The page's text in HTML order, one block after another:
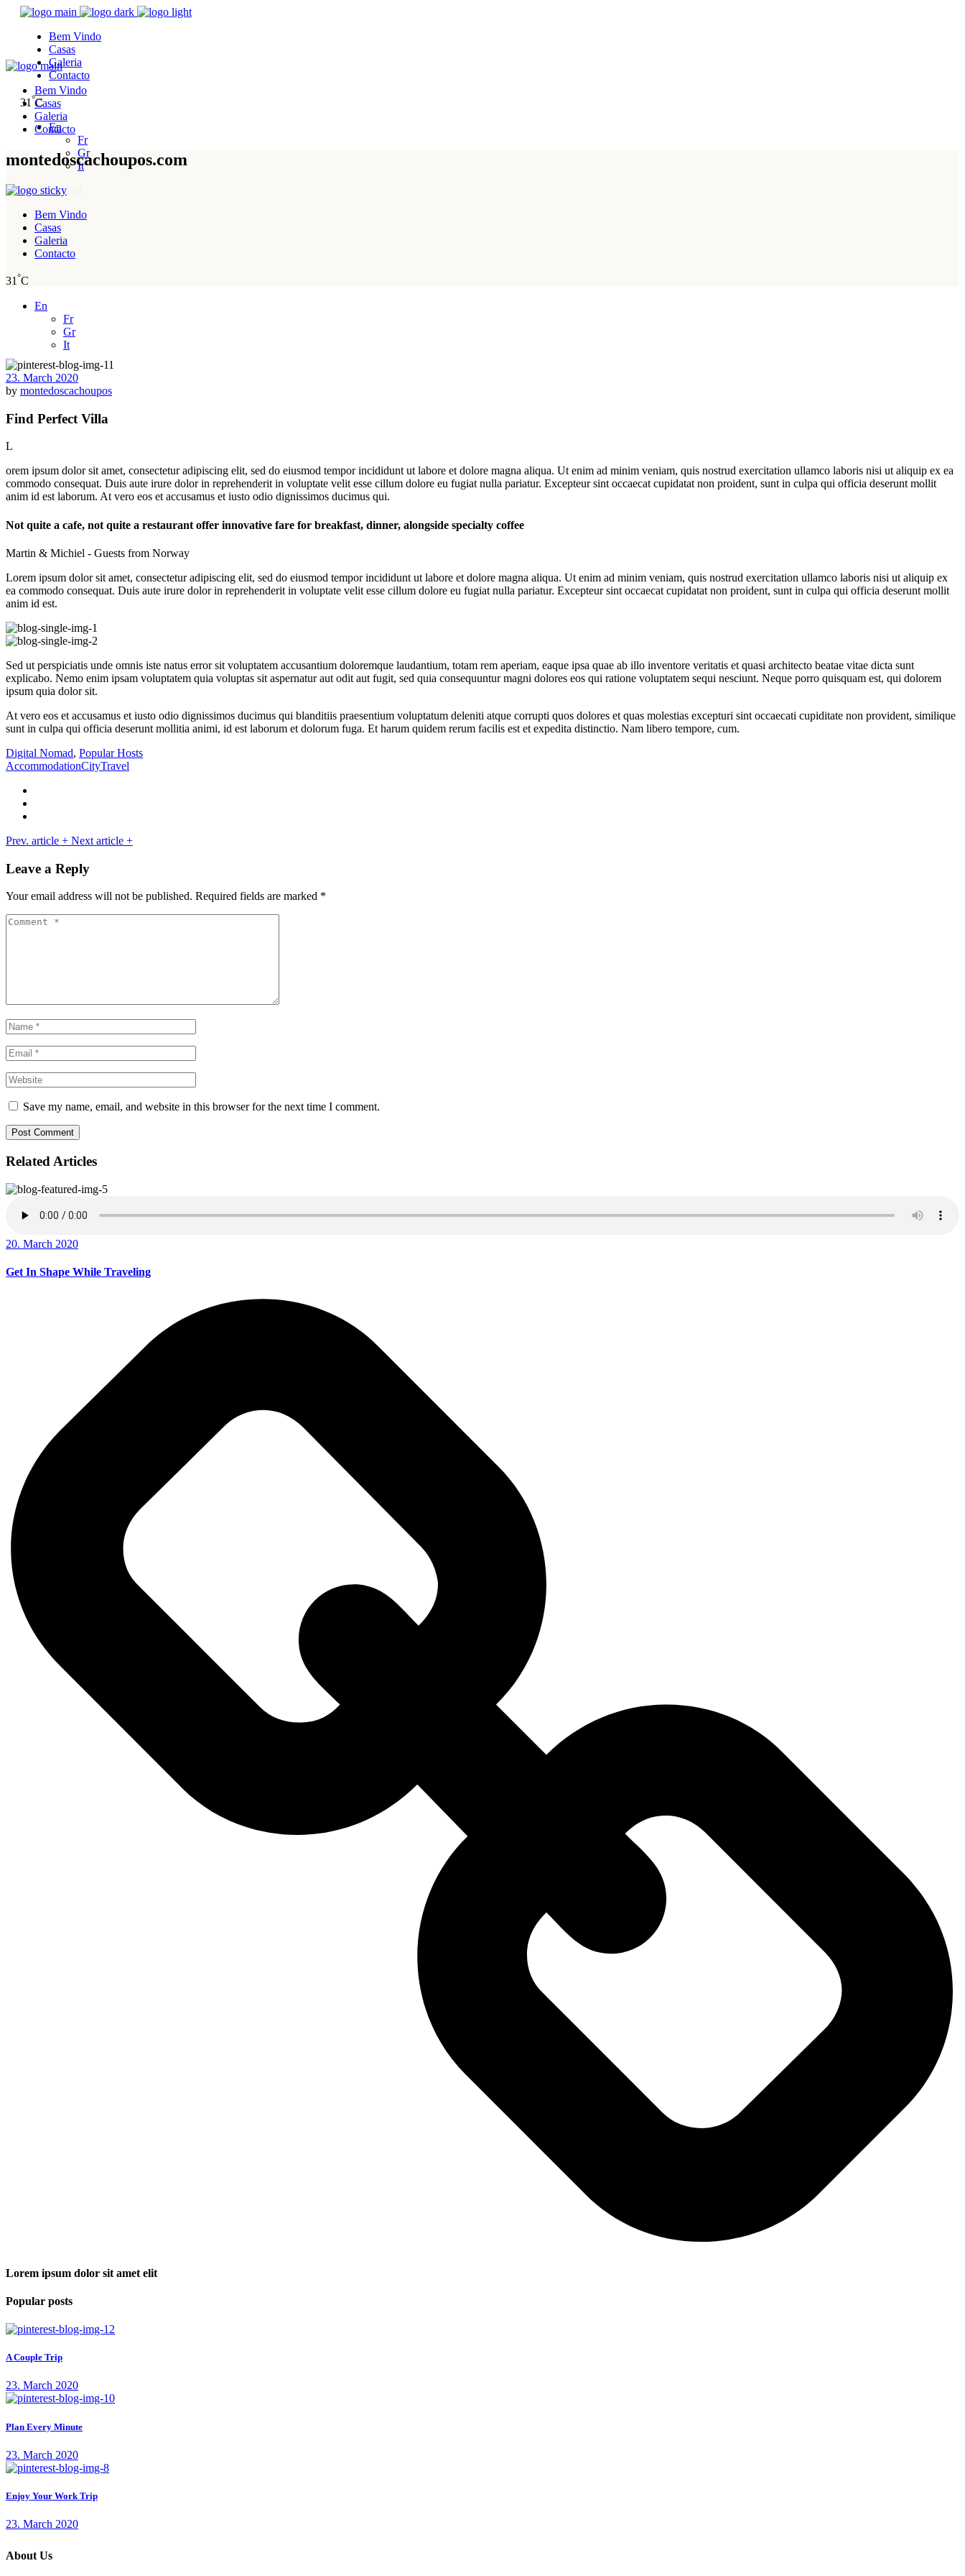
Bem Vindo
Casas
Galeria
Contacto
31 °C
En
Fr
Gr
It
Bem Vindo
Casas
Galeria
Contacto
31°C
En
Fr
Gr
It
Bem Vindo
Casas
Galeria
Contacto
montedoscachoupos.com
Bed & Breakfast
23. March 2020
by montedoscachoupos
Find Perfect Villa
L
orem ipsum dolor sit amet, consectetur adipiscing elit, sed do eiusmod tempor incididunt ut labore et dolore magna aliqua. Ut enim ad minim veniam, quis nostrud exercitation ullamco laboris nisi ut aliquip ex ea
commodo consequat. Duis aute irure dolor in reprehenderit in voluptate velit esse cillum dolore eu fugiat nulla pariatur. Excepteur sint occaecat cupidatat non proident, sunt in culpa qui officia deserunt mollit
anim id est laborum. At vero eos et accusamus et iusto odio dignissimos ducimus qui.
Not quite a cafe, not quite a restaurant offer innovative fare for breakfast, dinner, alongside specialty coffee
Martin & Michiel - Guests from Norway
Lorem ipsum dolor sit amet, consectetur adipiscing elit, sed do eiusmod tempor incididunt ut labore et dolore magna aliqua. Ut enim ad minim veniam, quis nostrud exercitation ullamco laboris nisi ut aliquip ex
ea commodo consequat. Duis aute irure dolor in reprehenderit in voluptate velit esse cillum dolore eu fugiat nulla pariatur. Excepteur sint occaecat cupidatat non proident, sunt in culpa qui officia deserunt mollit
anim id est.
Sed ut perspiciatis unde omnis iste natus error sit voluptatem accusantium doloremque laudantium, totam rem aperiam, eaque ipsa quae ab illo inventore veritatis et quasi architecto beatae vitae dicta sunt
explicabo. Nemo enim ipsam voluptatem quia voluptas sit aspernatur aut odit aut fugit, sed quia consequuntur magni dolores eos qui ratione voluptatem sequi nesciunt. Neque porro quisquam est, qui dolorem
ipsum quia dolor sit.
At vero eos et accusamus et iusto odio dignissimos ducimus qui blanditiis praesentium voluptatum deleniti atque corrupti quos dolores et quas molestias excepturi sint occaecati cupiditate non provident, similique
sunt in culpa qui officia deserunt mollitia animi, id est laborum et dolorum fuga. Et harum quidem rerum facilis est et expedita distinctio. Nam libero tempore, cum.
Digital Nomad, Popular Hosts
AccommodationCityTravel
Prev. article + Next article +
Leave a Reply
Your email address will not be published. Required fields are marked *
Save my name, email, and website in this browser for the next time I comment.
Post Comment
Related Articles
20. March 2020
Get In Shape While Traveling
Lorem ipsum dolor sit amet elit
Popular posts
A Couple Trip
23. March 2020
Plan Every Minute
23. March 2020
Enjoy Your Work Trip
23. March 2020
About Us